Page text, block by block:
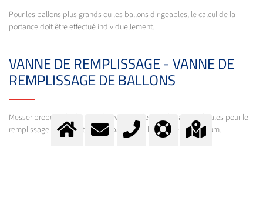
Pour les ballons plus grands ou les ballons dirigeables, le calcul de la
portance doit être effectué individuellement.
VANNE DE REMPLISSAGE - VANNE DE
REMPLISSAGE DE BALLONS
Messer propose également des vannes de remplissage spéciales pour le
remplissage sûr et pratique de ballons en latex ou en aluminium.